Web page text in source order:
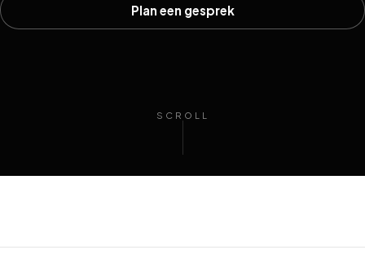
Plan een gesprek
SCROLL